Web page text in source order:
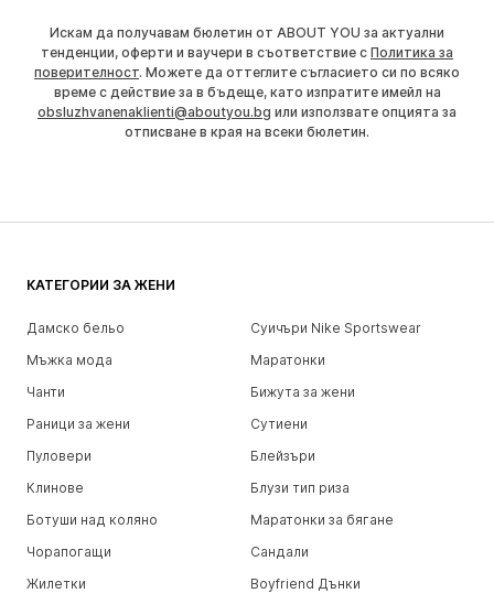
Искам да получавам бюлетин от ABOUT YOU за актуални
тенденции, оферти и ваучери в съответствие с Политика за
поверителност. Можете да оттеглите съгласието си по всяко
време с действие за в бъдеще, като изпратите имейл на
obsluzhvanenaklienti@aboutyou.bg или използвате опцията за
отписване в края на всеки бюлетин.
КАТЕГОРИИ ЗА ЖЕНИ
Дамско бельо
Суичъри Nike Sportswear
Мъжка мода
Маратонки
Чанти
Бижута за жени
Раници за жени
Сутиени
Пуловери
Блейзъри
Клинове
Блузи тип риза
Ботуши над коляно
Маратонки за бягане
Чорапогащи
Сандали
Жилетки
Boyfriend Дънки